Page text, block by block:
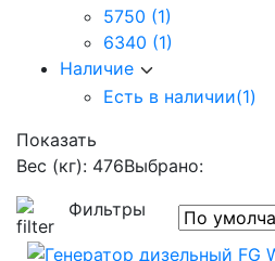
5750 (1)
6340 (1)
Наличие
Есть в наличии(1)
Показать
Вес (кг): 476Выбрано:
Фильтры